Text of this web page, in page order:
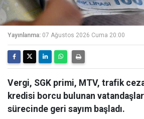
Yayınlanma: 07 Ağustos 2026 Cuma 20:00
Vergi, SGK primi, MTV, trafik
kredisi borcu bulunan
sürecinde geri sayım başladı.